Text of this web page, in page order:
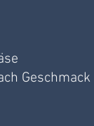
Geschmack